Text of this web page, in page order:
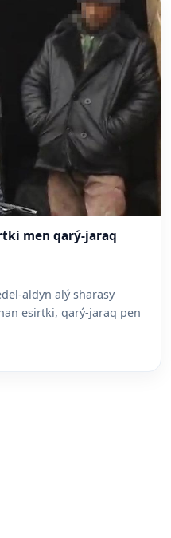
men qarý-jaraq
aldyn alý sharasy
esirtki, qarý-jaraq pen